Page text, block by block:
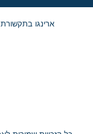
ארינגו בתקשורת